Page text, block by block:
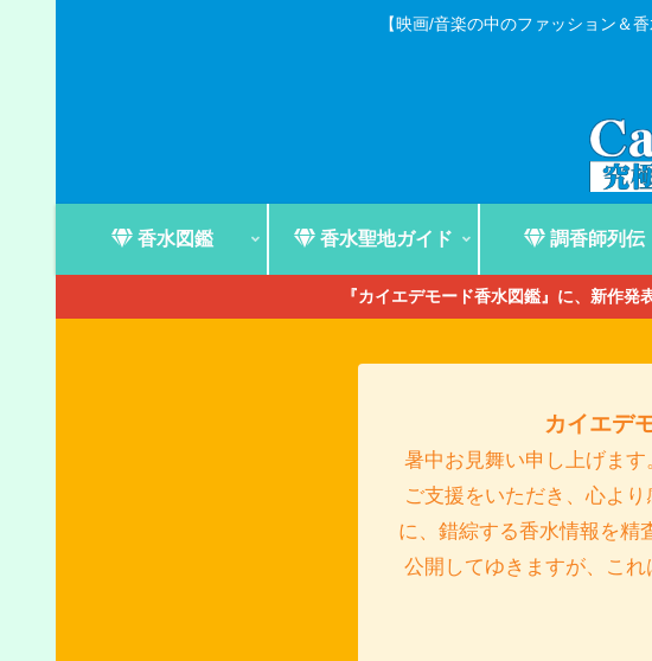
【映画/音楽の中のファッション＆
香水図鑑 香水聖地ガイド 調香師列伝
『カイエデモード香水図鑑』に、新作
カイエデ
暑中お見舞い申し上げま
ご支援をいただき、心よ
に、錯綜する香水情報を精
公開してゆきますが、こ